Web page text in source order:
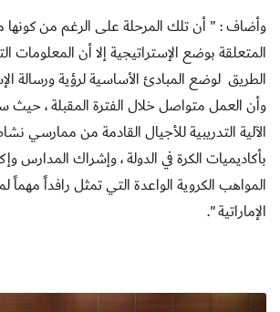
وأضاف : " أن تلك المرحلة على الرغم من كونها
المتعلقة بوضع الإستراتيجية إلا أن المعلومات
الطريق لوضع المبادئ الأساسية لرؤية ورسالة
وأن العمل متواصل خلال الفترة المقبلة ، حيث
الآلية التدريبية للأجيال القادمة من ممارسي
بأكاديميات الكرة في الدولة ، وإشراك
المواهب الكروية الواعدة التي تمثل رافداً مهماً
الإماراتية ".